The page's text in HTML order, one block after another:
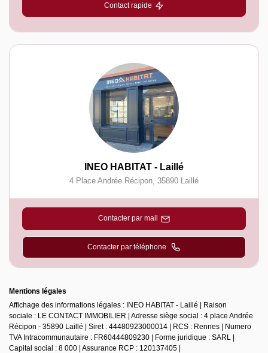
Contact rapide
INEO HABITAT - Laillé
4 Place Andrée Récipon, 35890 Laillé
Contacter par mail
Contacter par téléphone
Mentions légales
Affichage des informations légales : INEO HABITAT - Laillé | Raison
sociale : LE CONTACT IMMOBILIER | Adresse siège social : 4 place Andrée
Récipon - 35890 Laillé | Siret : 44480923000014 | RCS : Rennes | Numero
TVA Intracommunautaire : FR60444809230 | Forme juridique : SARL |
Capital social : 8 000 | Assurance RCP : 120137405 |